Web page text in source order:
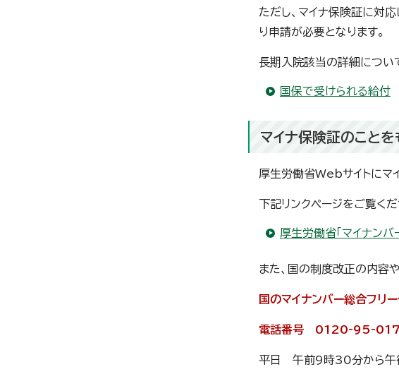
ただし、マイナ保険証に対
り申請が必要となります。
長期入院該当の詳細につい
国保で受けられる給付
マイナ保険証のこと
厚生労働省Webサイトにマ
下記リンクページをご覧くだ
厚生労働省「マイナン
また、国の制度改正の内容
国のマイナンバー総合フリ
電話番号 0120-95-
平日 午前9時30分から午